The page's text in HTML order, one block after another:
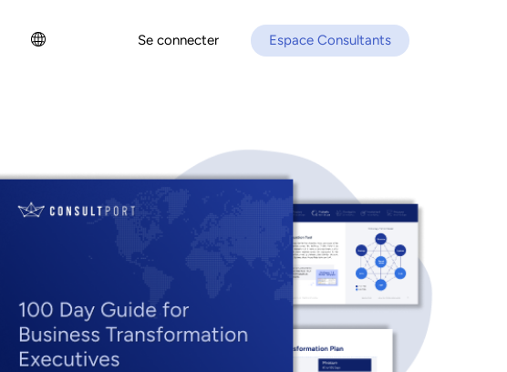
Se connecter Espace Consultants